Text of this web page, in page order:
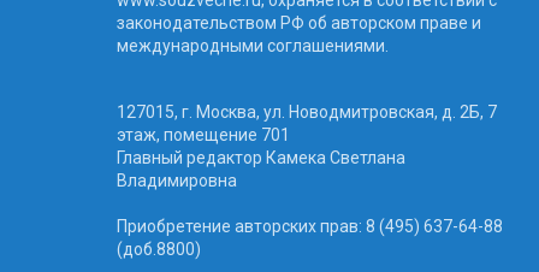
законодательством РФ об авторском праве и
международными соглашениями.
127015, г. Москва, ул. Новодмитровская, д. 2Б, 7
этаж, помещение 701
Главный редактор Камека Светлана
Владимировна
Приобретение авторских прав: 8 (495) 637-64-88
(доб.8800)